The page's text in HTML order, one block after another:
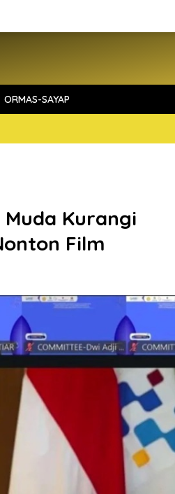
ORMAS-SAYAP
Kurangi
Film